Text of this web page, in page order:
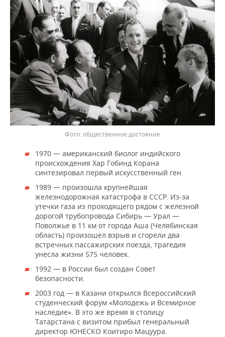
общественное достояние
1970 — американский биолог индийского
происхождения Хар Гобинд Корана
синтезировал первый искусственный ген.
1989 — произошла крупнейшая
железнодорожная катастрофа в СССР. Из-за
утечки газа из проходящего рядом с железной
дорогой трубопровода Сибирь — Урал —
Поволжье в 11 км от города Аша (Челябинская
область) произошел взрыв и сгорели два
встречных пассажирских поезда, трагедия
унесла жизни 575 человек.
1992 — в России был создан Совет
безопасности.
2003 год — в Казани открылся Всероссийский
студенческий форум «Молодежь и Всемирное
наследие». В это же время в столицу
Татарстана с визитом прибыл генеральный
директор ЮНЕСКО Коитиро Мацуура.